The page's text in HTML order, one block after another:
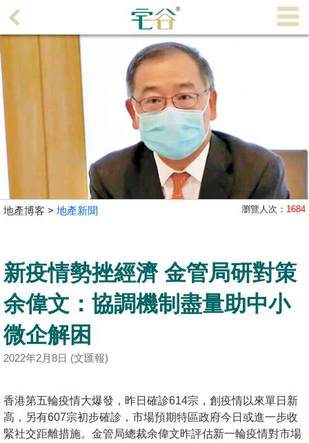
理
頁
主
宅
谷
按
揭
博
客
地產博客 > 地產新聞 瀏覽人次： 1684
新疫情勢挫經濟 金管局研對策
余偉文：協調機制盡量助中小
微企解困
2022年2月8日 (文匯報)
香港第五輪疫情大爆發，昨日確診614宗，創疫情以來單日新
高，另有607宗初步確診，市場預期特區政府今日或進一步收
緊社交距離措施。金管局總裁余偉文昨評估新一輪疫情對市場